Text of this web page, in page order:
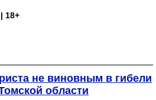
18+
не виновным в гибели
области